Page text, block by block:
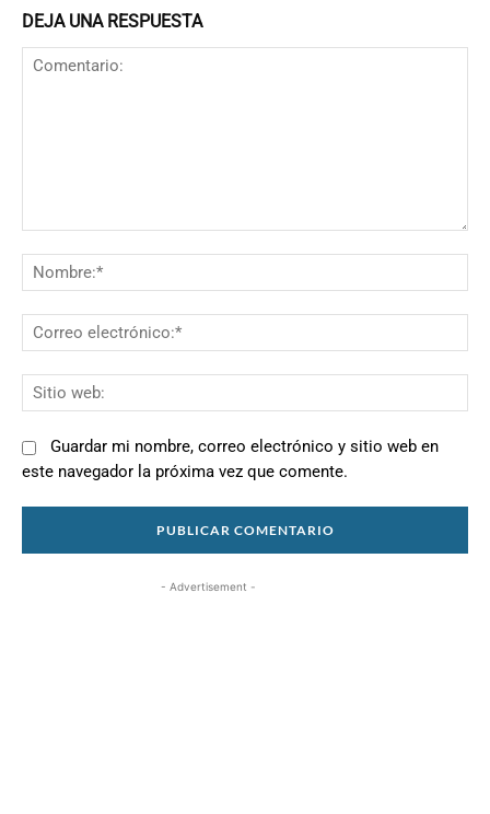
DEJA UNA RESPUESTA
Guardar mi nombre, correo electrónico y sitio web en
este navegador la próxima vez que comente.
- Advertisement -